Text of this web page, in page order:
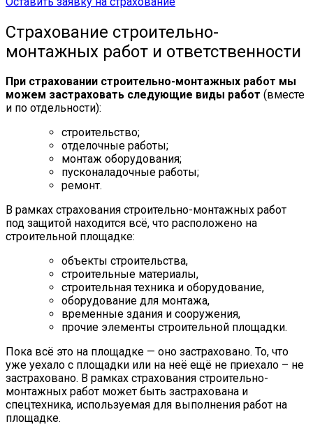
Страхование строительно-
монтажных работ и ответственности
При страховании строительно-монтажных работ мы
можем застраховать следующие виды работ (вместе
и по отдельности):
строительство;
отделочные работы;
монтаж оборудования;
пусконаладочные работы;
ремонт.
В рамках страхования строительно-монтажных работ
под защитой находится всё, что расположено на
строительной площадке:
объекты строительства,
строительные материалы,
строительная техника и оборудование,
оборудование для монтажа,
временные здания и сооружения,
прочие элементы строительной площадки.
Пока всё это на площадке — оно застраховано. То, что
уже уехало с площадки или на неё ещё не приехало – не
застраховано. В рамках страхования строительно-
монтажных работ может быть застрахована и
спецтехника, используемая для выполнения работ на
площадке.